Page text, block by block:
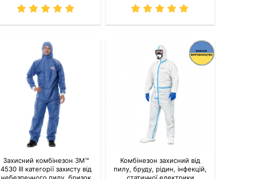
Захисний комбінезон 3M™
4530 III категорії захисту від
Комбінезон захисний від
пилу, бруду, рідин, інфекцій,